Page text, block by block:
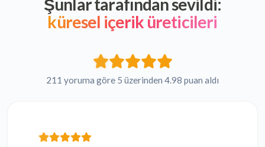
Şunlar tarafından sevildi:
küresel içerik üreticileri
211 yoruma göre 5 üzerinden 4.98 puan aldı